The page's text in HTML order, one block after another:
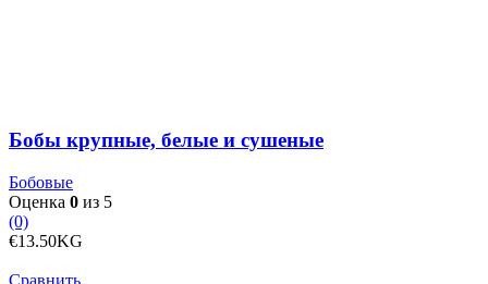
Бобы крупные, белые и сушеные
Бобовые
Оценка 0 из 5
(0)
€13.50KG